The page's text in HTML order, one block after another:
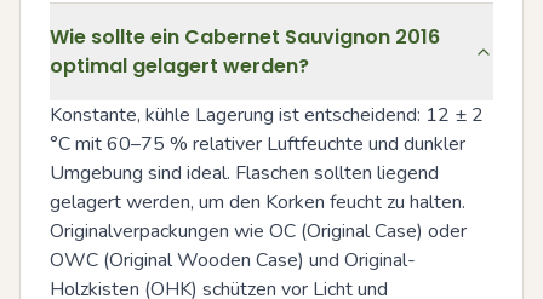
Wie sollte ein Cabernet Sauvignon 2016
optimal gelagert werden?
Konstante, kühle Lagerung ist entscheidend: 12 ± 2
°C mit 60–75 % relativer Luftfeuchte und dunkler
Umgebung sind ideal. Flaschen sollten liegend
gelagert werden, um den Korken feucht zu halten.
Originalverpackungen wie OC (Original Case) oder
OWC (Original Wooden Case) und Original-
Holzkisten (OHK) schützen vor Licht und